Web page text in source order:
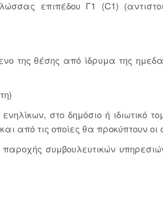
επιπέδου Γ1 (C1)
της θέσης από ίδρυμα της
στο δημόσιο ή ιδιωτικό
από τις οποίες θα προκύπτουν
συμβουλευτικών